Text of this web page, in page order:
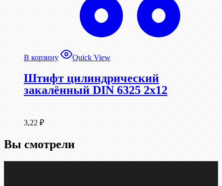
В корзину Quick View
Штифт цилиндрический
закалённый DIN 6325 2х12
3,22 ₽
Вы смотрели